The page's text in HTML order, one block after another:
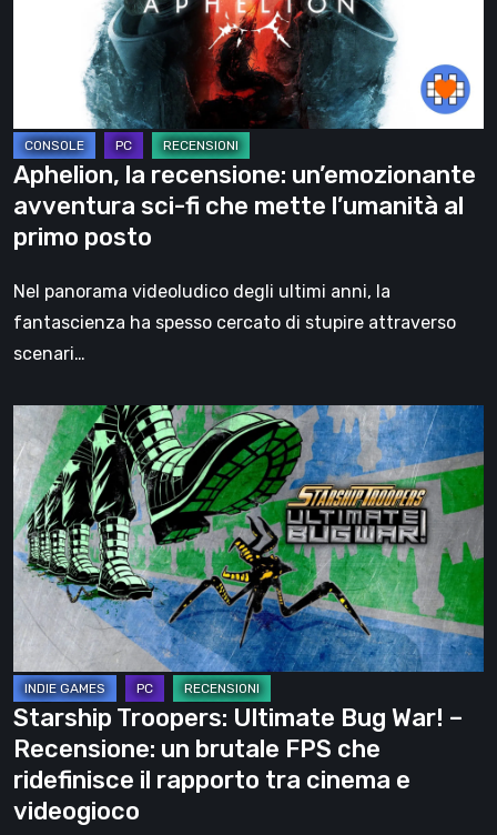
mette
l’umanità
al
primo
posto
Aphelion, la recensione: un’emozionante
avventura sci-fi che mette l’umanità al
primo posto
Nel panorama videoludico degli ultimi anni, la
fantascienza ha spesso cercato di stupire attraverso
scenari…
Starship
Troopers:
Ultimate
Bug
War!
Recensione:
un
brutale
FPS
che
ridefinisce
il
rapporto
Starship Troopers: Ultimate Bug War! –
Recensione: un brutale FPS che
ridefinisce il rapporto tra cinema e
videogioco